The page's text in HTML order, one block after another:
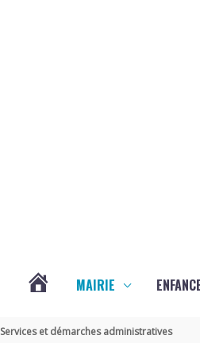
MAIRIE
Services et démarches administratives